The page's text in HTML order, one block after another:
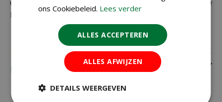
daarom altijd goed je adresgegevens voordat je je
bestelling plaatst.
Recensies
ons Cookiebeleid. Lees verder
ALLES ACCEPTEREN
ALLES AFWIJZEN
DETAILS WEERGEVEN